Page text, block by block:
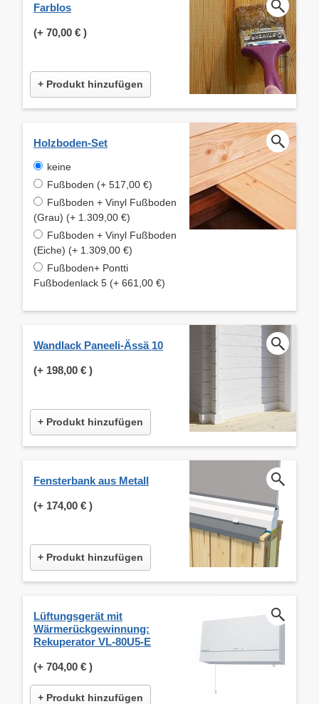
Farblos
(+ 70,00 € )
+ Produkt hinzufügen
Holzboden-Set
keine
Fußboden (+ 517,00 €)
Fußboden + Vinyl Fußboden
(Grau) (+ 1.309,00 €)
Fußboden + Vinyl Fußboden
(Eiche) (+ 1.309,00 €)
Fußboden+ Pontti
Fußbodenlack 5 (+ 661,00 €)
Wandlack Paneeli-Ässä 10
(+ 198,00 € )
+ Produkt hinzufügen
Fensterbank aus Metall
(+ 174,00 € )
+ Produkt hinzufügen
Lüftungsgerät mit
Wärmerückgewinnung:
Rekuperator VL-80U5-E
(+ 704,00 € )
+ Produkt hinzufügen